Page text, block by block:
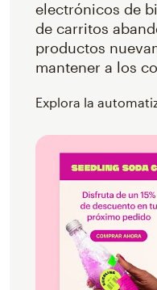
electrónicos de
de carritos
productos
mantener a los
Explora la